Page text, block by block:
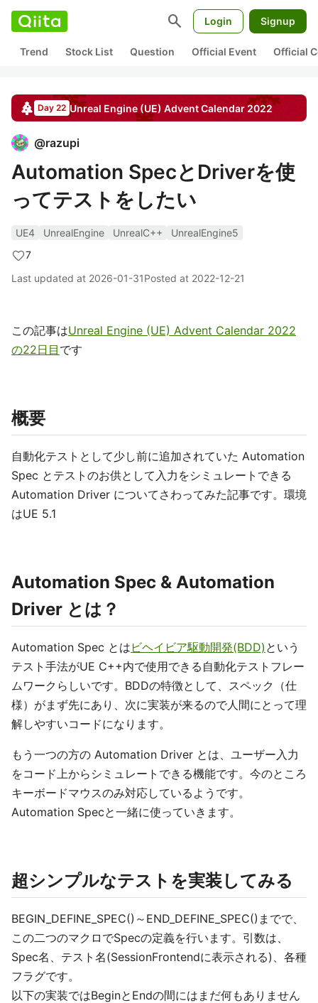
search Login Signup
Trend Stock List Question Official Event Official
Day 22 Unreal Engine (UE) Advent Calendar2022
@razupi
Automation SpecとDriverを使
ってテストをしたい
UE4 UnrealEngine UnrealC++
UnrealEngine5
7
Last updated at 2026-01-31Posted at 2022-12-21
この記事はUnreal Engine (UE) Advent Calendar 2022
の22日目 です
概要
自動化テストとして少し前に追加されていた Automation
Spec とテストのお供として入力をシミュレートできる
Automation Driver についてさわってみた記事です。環境
はUE 5.1
Automation Spec & Automation
Driver とは？
Automation Spec とは ビヘイビア駆動開発(BDD) という
テスト手法がUE C++内で使用できる自動化テストフレー
ムワークらしいです。BDDの特徴として、スペック（仕
様）がまず先にあり、次に実装が来るので人間にとって理
解しやすいコードになります。
もう一つの方の Automation Driver とは、ユーザー入力
をコード上からシミュレートできる機能です。今のところ
キーボードマウスのみ対応しているようです。
Automation Specと一緒に使っていきます。
超シンプルなテストを実装してみる
BEGIN_DEFINE_SPEC()～END_DEFINE_SPEC()までで、
この二つのマクロでSpecの定義を行います。引数は、
Spec名、テスト名(SessionFrontendに表示される)、各種
フラグです。
以下の実装ではBeginとEndの間にはまだ何もありません